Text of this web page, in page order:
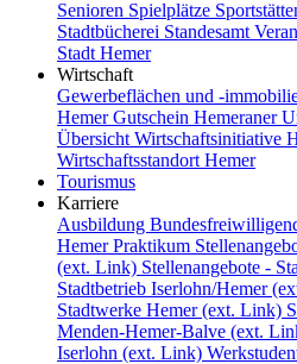
Senioren Spielplätze
Stadtbücherei Standesamt
Stadt Hemer
Wirtschaft
Gewerbeflächen und -
Hemer Gutschein Hemeraner
Übersicht Wirtschaftsinitiative
Wirtschaftsstandort Hemer
Tourismus
Karriere
Ausbildung
HemerPraktikum
(ext. Link) Stellenangebote -
Stadtbetrieb Iserlohn/Hemer
Stadtwerke Hemer (ext. Link)
Menden-Hemer-Balve (ext.
Iserlohn (ext. Link)